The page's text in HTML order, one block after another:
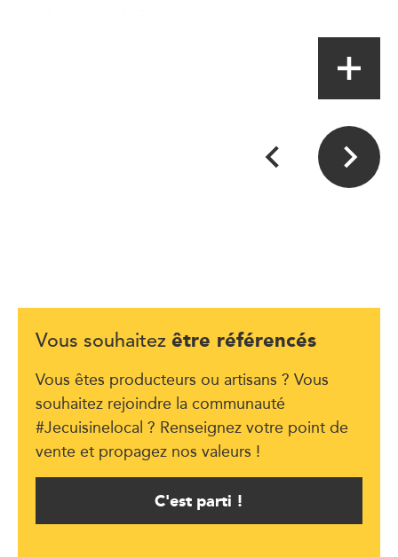
Vous souhaitez être référencés
Vous êtes producteurs ou artisans ? Vous
souhaitez rejoindre la communauté
#Jecuisinelocal ? Renseignez votre point de
vente et propagez nos valeurs !
C'est parti !